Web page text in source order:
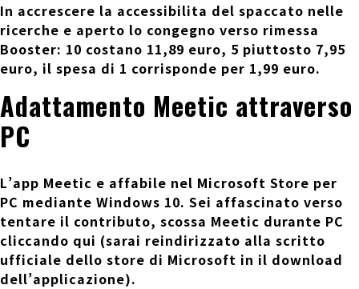
In accrescere la accessibilita del spaccato nelle
ricerche e aperto lo congegno verso rimessa
Booster: 10 costano 11,89 euro, 5 piuttosto 7,95
euro, il spesa di 1 corrisponde per 1,99 euro.
Adattamento Meetic attraverso
PC
L’app Meetic e affabile nel Microsoft Store per
PC mediante Windows 10. Sei affascinato verso
tentare il contributo, scossa Meetic durante PC
cliccando qui (sarai reindirizzato alla scritto
ufficiale dello store di Microsoft in il download
dell’applicazione).